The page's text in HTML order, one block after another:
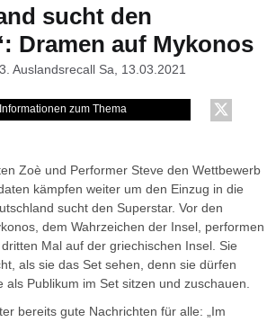
sucht den
Dramen auf Mykonos
Auslandsrecall Sa, 13.03.2021
zum Thema
Zoè und Performer Steve den Wettbewerb
kämpfen weiter um den Einzug in die
sucht den Superstar. Vor den
dem Wahrzeichen der Insel, performen
Mal auf der griechischen Insel. Sie
als sie das Set sehen, denn sie dürfen
als Publikum im Set sitzen und zuschauen.
bereits gute Nachrichten für alle: „Im